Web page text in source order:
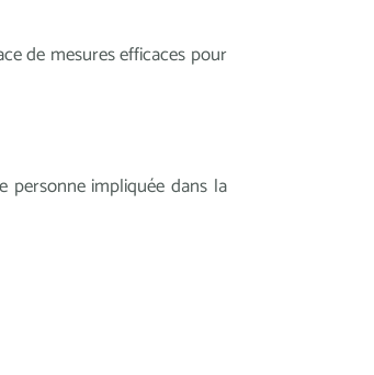
de mesures efficaces pour
personne impliquée dans la